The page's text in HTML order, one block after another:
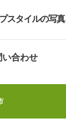
スタイルの写真
い合わせ